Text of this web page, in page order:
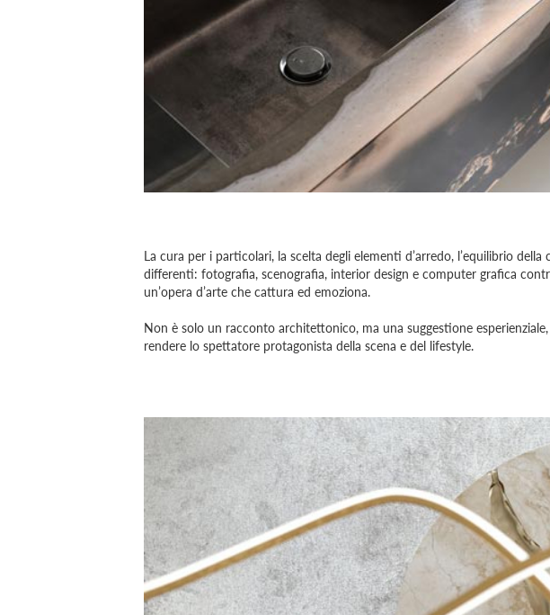
La cura per i particolari, la scelta degli elementi d’arredo, l’equilibrio
differenti: fotografia, scenografia, interior design e computer grafica
un’opera d’arte che cattura ed emoziona.
Non è solo un racconto architettonico, ma una suggestione
rendere lo spettatore protagonista della scena e del lifestyle.